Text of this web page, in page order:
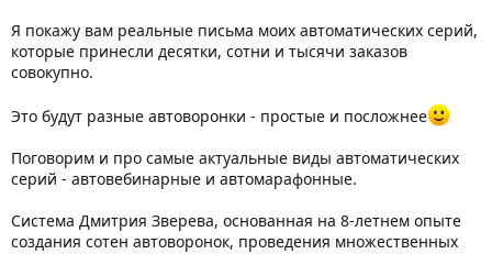
Я покажу вам реальные письма моих автоматических серий,
которые принесли десятки, сотни и тысячи заказов
совокупно.
Это будут разные автоворонки - простые и посложнее
Поговорим и про самые актуальные виды автоматических
серий - автовебинарные и автомарафонные.
Система Дмитрия Зверева, основанная на 8-летнем опыте
создания сотен автоворонок, проведения множественных